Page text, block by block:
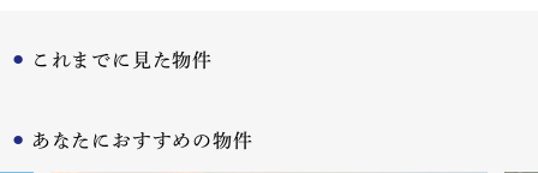
これまでに見た物件
あなたにおすすめの物件